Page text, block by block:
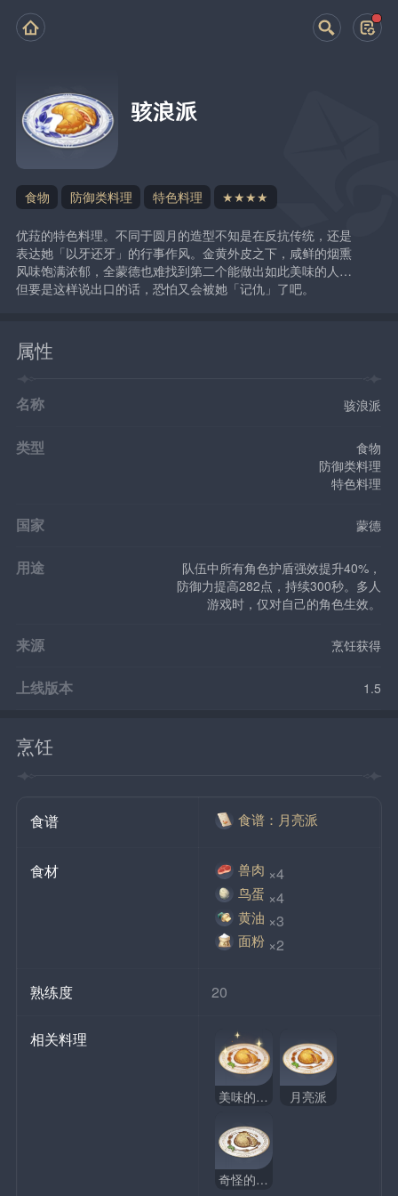
骇浪派
食物 防御类料理 特色料理 ★★★★
优菈的特色料理。不同于圆月的造型不知是在反抗传统，还是
表达她「以牙还牙」的行事作风。金黄外皮之下，咸鲜的烟熏
风味饱满浓郁，全蒙德也难找到第二个能做出如此美味的人…
但要是这样说出口的话，恐怕又会被她「记仇」了吧。
属性
名称 骇浪派
类型
食物
防御类料理
特色料理
国家 蒙德
用途
队伍中所有角色护盾强效提升40%，
防御力提高282点，持续300秒。多人
游戏时，仅对自己的角色生效。
来源 烹饪获得
上线版本 1.5
烹饪
食谱 食谱：月亮派
食材 兽肉 ×4
鸟蛋 ×4
黄油 ×3
面粉 ×2
熟练度 20
相关料理
美味的月亮派 月亮派
奇怪的月亮派